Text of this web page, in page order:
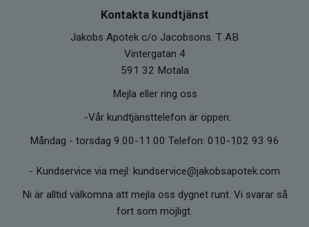
Kontakta kundtjänst
Jakobs Apotek c/o Jacobsons. T AB
Vintergatan 4
591 32 Motala
Mejla eller ring oss
-Vår kundtjänsttelefon är öppen:
Måndag - torsdag 9.00-11.00 Telefon: 010-102 93 96
- Kundservice via mejl: kundservice@jakobsapotek.com
Ni är alltid välkomna att mejla oss dygnet runt. Vi svarar så
fort som möjligt.